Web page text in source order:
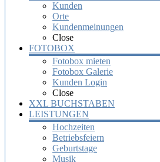
Kunden
Orte
Kundenmeinungen
Close
FOTOBOX
Fotobox mieten
Fotobox Galerie
Kunden Login
Close
XXL BUCHSTABEN
LEISTUNGEN
Hochzeiten
Betriebsfeiern
Geburtstage
Musik